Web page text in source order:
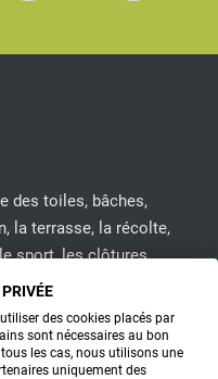
des toiles, bâches,
la terrasse, la récolte,
sport, les clôtures...
NOUSdes cookies placés par
sont nécessaires au bon
les cas, nous utilisons une
uniquement des